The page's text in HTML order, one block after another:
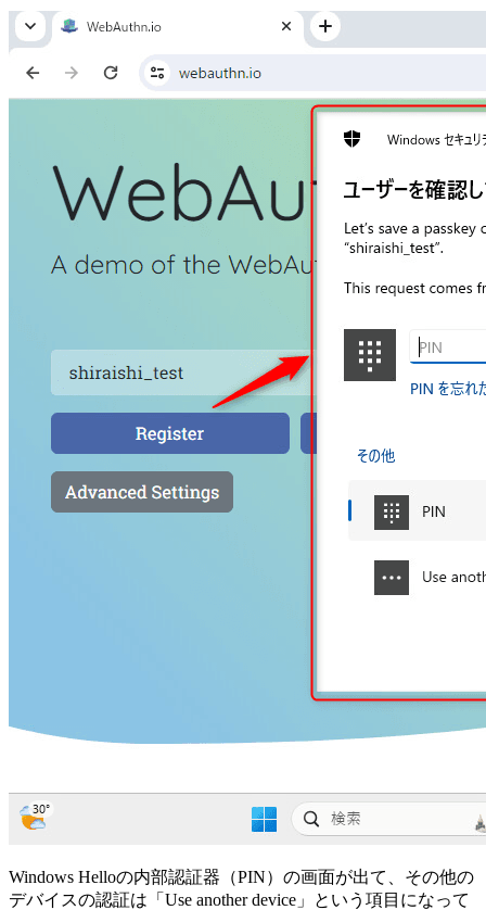
Windows Helloの内部認証器（PIN）の画面が出て、その他の
デバイスの認証は「Use another device」という項目になって